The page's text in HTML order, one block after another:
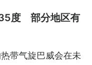
度 部分地区有
带气旋巴威会在未